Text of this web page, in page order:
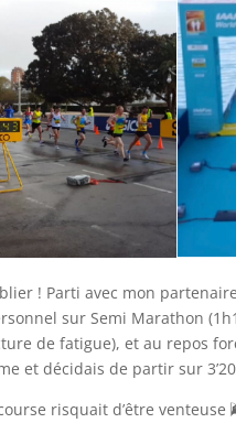
! Parti avec mon
sur Semi Marathon
de fatigue), et au repos
et décidais de partir sur
risquait d’être venteuse